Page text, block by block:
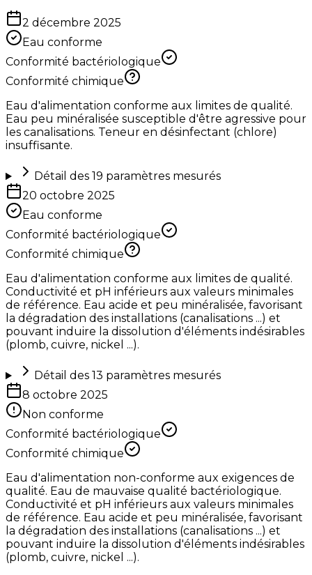
2 décembre 2025
Eau conforme
Conformité bactériologique
Conformité chimique
Eau d'alimentation conforme aux limites de qualité.
Eau peu minéralisée susceptible d'être agressive pour
les canalisations. Teneur en désinfectant (chlore)
insuffisante.
Détail des 19 paramètres mesurés
20 octobre 2025
Eau conforme
Conformité bactériologique
Conformité chimique
Eau d'alimentation conforme aux limites de qualité.
Conductivité et pH inférieurs aux valeurs minimales
de référence. Eau acide et peu minéralisée, favorisant
la dégradation des installations (canalisations ...) et
pouvant induire la dissolution d'éléments indésirables
(plomb, cuivre, nickel ...).
Détail des 13 paramètres mesurés
8 octobre 2025
Non conforme
Conformité bactériologique
Conformité chimique
Eau d'alimentation non-conforme aux exigences de
qualité. Eau de mauvaise qualité bactériologique.
Conductivité et pH inférieurs aux valeurs minimales
de référence. Eau acide et peu minéralisée, favorisant
la dégradation des installations (canalisations ...) et
pouvant induire la dissolution d'éléments indésirables
(plomb, cuivre, nickel ...).